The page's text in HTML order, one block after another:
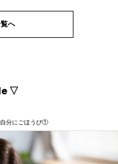
へ
▽
分にごほうび①